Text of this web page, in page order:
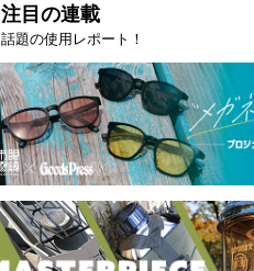
注目の連載
話題の使用レポート！